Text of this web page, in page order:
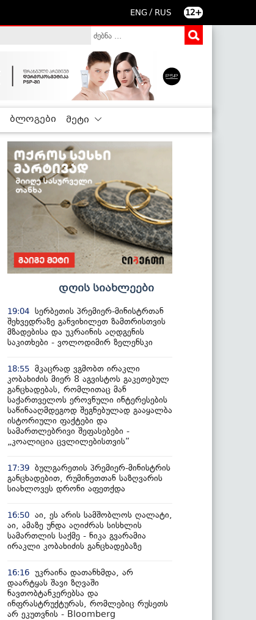
ENG / RUS 12+
ბლოგები მეტი
დღის სიახლეები
19:04 სერბეთის პრემიერ-მინისტრთან
შეხვედრაზე განვიხილეთ ზამთრისთვის
მზადებისა და უკრაინის აღდგენის
საკითხები - ვოლოდიმირ ზელენსკი
18:55 მკაცრად ვგმობთ ირაკლი
კობახიძის მიერ 8 აგვისტოს გაკეთებულ
განცხადებას, რომლითაც მან
საქართველოს ეროვნული ინტერესების
საწინააღმდეგოდ შეგნებულად გააყალბა
ისტორიული ფაქტები და
სამართლებრივი შეფასებები -
„კოალიცია ცვლილებისთვის“
17:39 ბულგარეთის პრემიერ-მინისტრის
განცხადებით, რუმინეთთან საზღვარის
სიახლოვეს დრონი აფეთქდა
16:50 აი, ეს არის სამშობლოს ღალატი,
აი, ამაზე უნდა აღიძრას სისხლის
სამართლის საქმე - ნიკა გვარამია
ირაკლი კობახიძის განცხადებაზე
16:16 უკრაინა დათანხმდა, არ
დაარტყას შავი ზღვაში
ნავთობტანკერებსა და
ინფრასტრუქტურას, რომლებიც რუსეთს
არ ეკუთვნის - Bloomberg